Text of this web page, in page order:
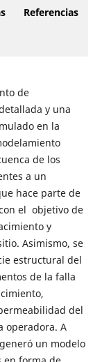
Referencias
de
y una
en la
de los
a un
hace parte de
el objetivo de
y
Asimismo, se
estructural del
de la falla
del
operadora. A
un modelo